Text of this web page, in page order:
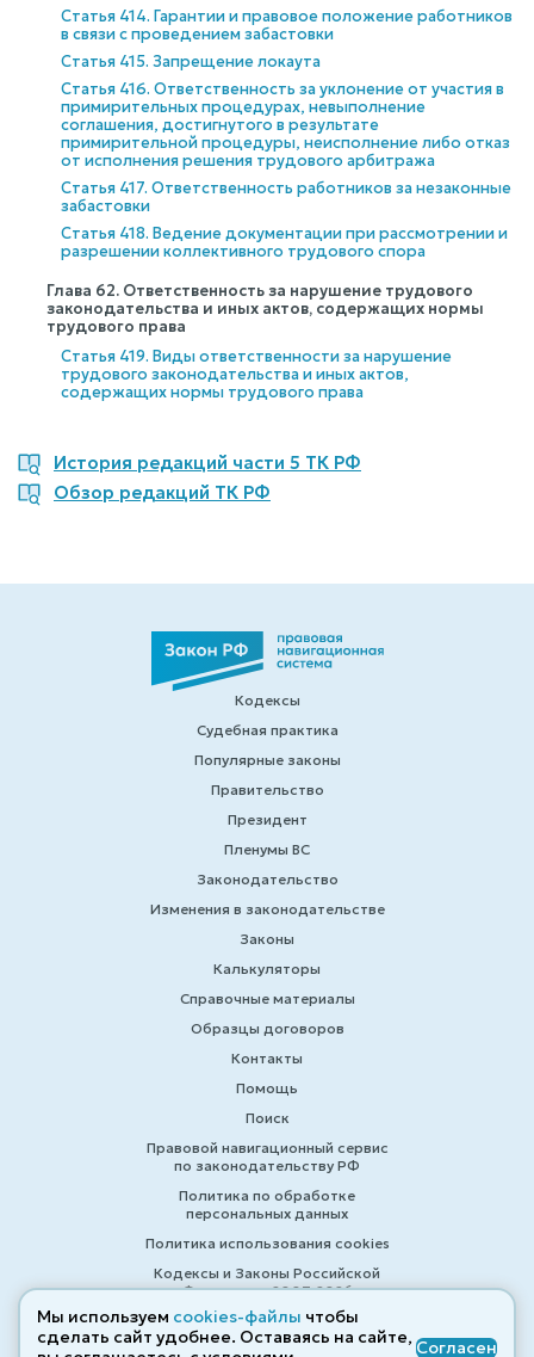
Статья 414. Гарантии и правовое положение работников
в связи с проведением забастовки
Статья 415. Запрещение локаута
Статья 416. Ответственность за уклонение от участия в
примирительных процедурах, невыполнение
соглашения, достигнутого в результате
примирительной процедуры, неисполнение либо отказ
от исполнения решения трудового арбитража
Статья 417. Ответственность работников за незаконные
забастовки
Статья 418. Ведение документации при рассмотрении и
разрешении коллективного трудового спора
Глава 62. Ответственность за нарушение трудового
законодательства и иных актов, содержащих нормы
трудового права
Статья 419. Виды ответственности за нарушение
трудового законодательства и иных актов,
содержащих нормы трудового права
История редакций части 5 ТК РФ
Обзор редакций ТК РФ
Кодексы
Судебная практика
Популярные законы
Правительство
Президент
Пленумы ВС
Законодательство
Изменения в законодательстве
Законы
Калькуляторы
Справочные материалы
Образцы договоров
Контакты
Помощь
Поиск
Правовой навигационный сервис
по законодательству РФ
Политика по обработке
персональных данных
Политика использования cookies
Кодексы и Законы Российской
Федерации 2007-2026
Мы используем cookies-файлы чтобы
сделать сайт удобнее. Оставаясь на сайте, Согласен